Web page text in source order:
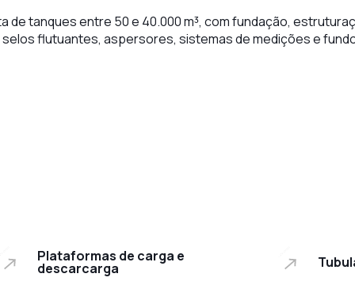
de tanques entre 50 e 40.000 m³, com fundação,
flutuantes, aspersores, sistemas de medições e
Plataformas de carga e
descarcarga